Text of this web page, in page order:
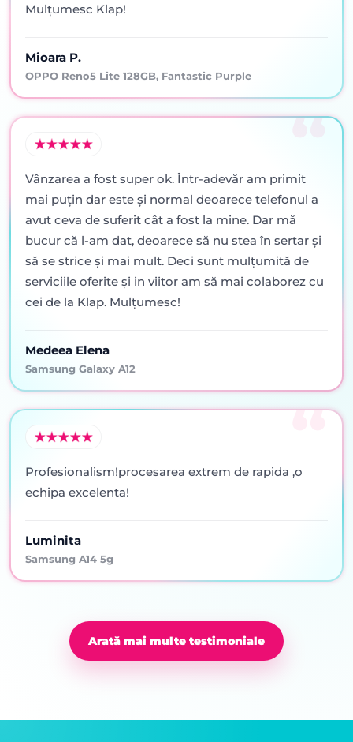
Mulțumesc Klap!
Mioara P.
OPPO Reno5 Lite 128GB, Fantastic Purple
Vânzarea a fost super ok. Într-adevăr am primit
mai puţin dar este şi normal deoarece telefonul a
avut ceva de suferit cât a fost la mine. Dar mă
bucur că l-am dat, deoarece să nu stea în sertar şi
să se strice şi mai mult. Deci sunt mulţumită de
serviciile oferite şi in viitor am să mai colaborez cu
cei de la Klap. Mulţumesc!
Medeea Elena
Samsung Galaxy A12
Profesionalism!procesarea extrem de rapida ,o
echipa excelenta!
Luminita
Samsung A14 5g
Arată mai multe testimoniale